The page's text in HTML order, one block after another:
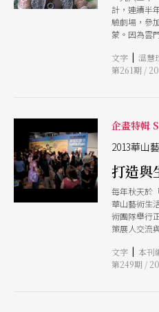
計，連續半
驗劇場，參
蒙。因為雲
冬天雲門演
城市舞台）
如同昨日。
雲門第一代
在，但他坐
者的天藍色
動，那樣的
侈，好像整
眶。或許就
顛簸，卻依
心的成立，
展。記得剛
演中心，展
代，沒有兩
文字 | 溫慧
第261期 /
企畫特輯
2013華山
打造與
每年秋天於
華山藝術生
術團隊舉行
策展人交流
推廣性質的
眾親炙表演
文字 | 本刊
第249期 /